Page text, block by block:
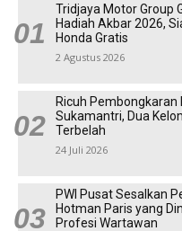
Tridjaya Motor Group
Hadiah Akbar 2026,
Honda Gratis
2 Agustus 2026
Ricuh
Sukamantri, Dua
Terbelah
24 Juli 2026
PWI Pusat Sesalkan
Hotman Paris yang
Profesi Wartawan